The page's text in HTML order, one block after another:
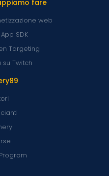
fare
web
SDK
Targeting
su Twitch